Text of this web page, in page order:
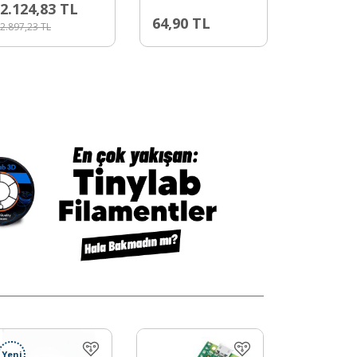
2.897,23TL
2.124,83 TL
64,90 TL
Yeni